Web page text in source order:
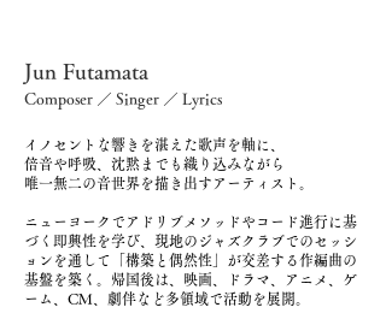
Jun Futamata
Composer ／ Singer ／ Lyrics
イノセントな響きを湛えた歌声を軸に、
倍音や呼吸、沈黙までも織り込みながら
唯一無二の音世界を描き出すアーティスト。
ニューヨークでアドリブメソッドやコード進行に基
づく即興性を学び、現地のジャズクラブでのセッシ
ョンを通して「構築と偶然性」が交差する作編曲の
基盤を築く。帰国後は、映画、ドラマ、アニメ、ゲ
ーム、CM、劇伴など多領域で活動を展開。